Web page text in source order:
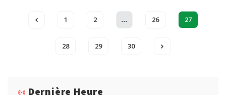
1 2 ... 26 27
28 29 30
Dernière Heure